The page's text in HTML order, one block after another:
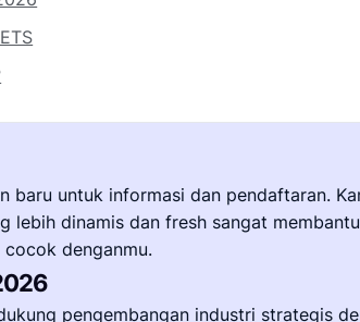
baru untuk informasi dan pendaftaran.
lebih dinamis dan fresh sangat
cocok denganmu.
pengembangan industri strategis